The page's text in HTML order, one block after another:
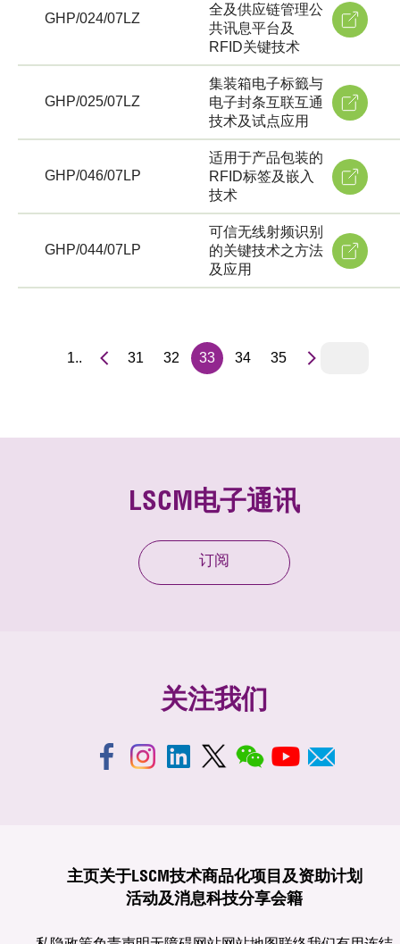
GHP/024/07LZ
全及供应链管理公
共讯息平台及
RFID关键技术
GHP/025/07LZ
集装箱电子标籤与
电子封条互联互通
技术及试点应用
GHP/046/07LP
适用于产品包装的
RFID标签及嵌入
技术
GHP/044/07LP
可信无线射频识别
的关键技术之方法
及应用
1.. 31 32 33 34 35
LSCM电子通讯
订阅
关注我们
主页关于LSCM技术商品化项目及资助计划
活动及消息科技分享会籍